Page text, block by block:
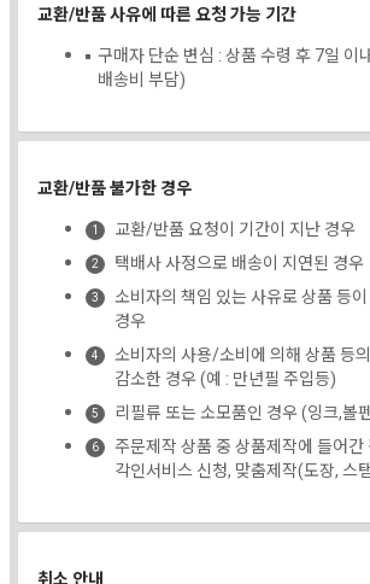
교환/반품 사유에 따른 요청 가능 기간
구매자 단순 변심 : 상품 수령 후 7일 이
배송비 부담)
교환/반품 불가한 경우
교환/반품 요청이 기간이 지난 경우
택배사 사정으로 배송이 지연된 경우
소비자의 책임 있는 사유로 상품 등
경우
소비자의 사용/소비에 의해 상품 등
감소한 경우 (예 : 만년필 주입등)
리필류 또는 소모품인 경우 (잉크,볼
주문제작 상품 중 상품제작에 들어
각인서비스 신청, 맞춤제작(도장, 스